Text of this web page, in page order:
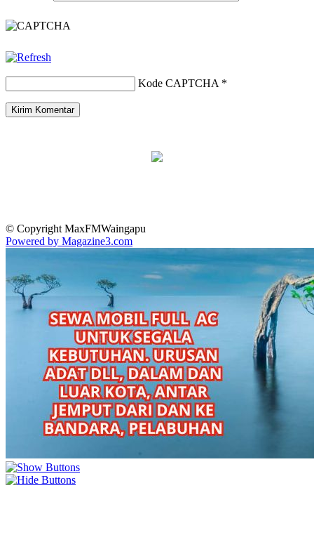
Kode CAPTCHA *
© Copyright MaxFMWaingapu
Powered by Magazine3.com